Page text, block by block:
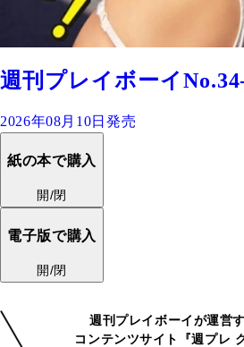
週刊プレイボーイ
2026年08月10日発売
紙の本で購入
開/閉
電子版で購入
開/閉
週刊プレイボーイが運営
コンテンツサイト『週プレ